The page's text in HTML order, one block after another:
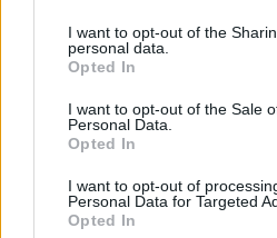
I want to opt-out of the
personal data.
Opted In
I want to opt-out of the Sale
Personal Data.
Opted In
I want to opt-out of
Personal Data for Targeted
Opted In
HELLENiQ ENERGY: Κέρδη 393 εκατ.
Viohalco: Αυξημένος κατά 14%
ο τζίρος στο α' εξάμηνο, στα 4,3